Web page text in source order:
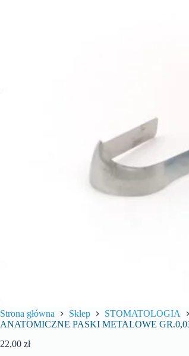
Strona główna Sklep STOMATOLOGIA
ANATOMICZNE PASKI METALOWE
22,00 zł